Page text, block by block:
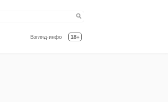
Взгляд-инфо 18+